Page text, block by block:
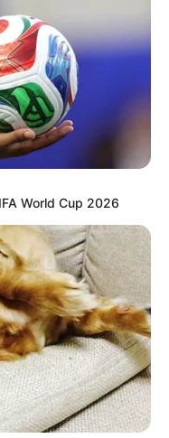
agensi artis terbesar di
World Cup 2026